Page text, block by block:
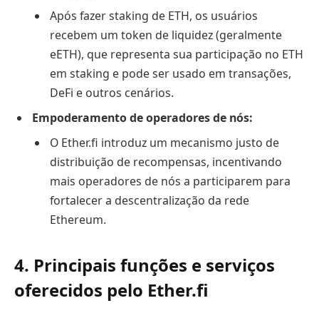
Após fazer staking de ETH, os usuários
recebem um token de liquidez (geralmente
eETH), que representa sua participação no ETH
em staking e pode ser usado em transações,
DeFi e outros cenários.
Empoderamento de operadores de nós:
O Ether.fi introduz um mecanismo justo de
distribuição de recompensas, incentivando
mais operadores de nós a participarem para
fortalecer a descentralização da rede
Ethereum.
4. Principais funções e serviços
oferecidos pelo Ether.fi